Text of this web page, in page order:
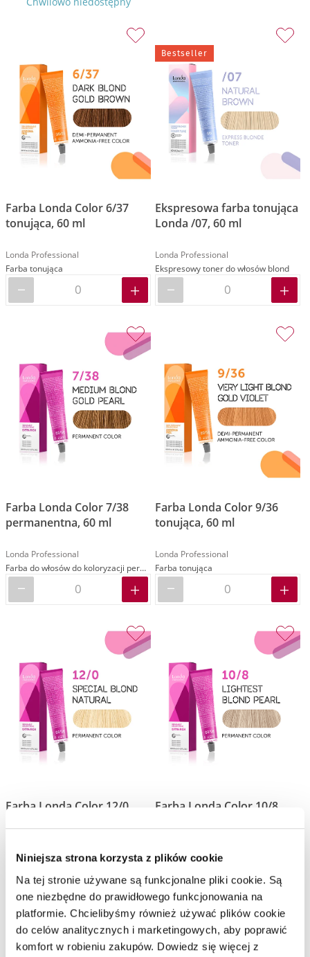
Niniejsza strona korzysta z plików cookie
Na tej stronie używane są funkcjonalne pliki cookie. Są
one niezbędne do prawidłowego funkcjonowania na
platformie. Chcielibyśmy również używać plików cookie
do celów analitycznych i marketingowych, aby poprawić
komfort w robieniu zakupów. Dowiedz się więcej z
Farba Londa Color 6/37
tonująca, 60 ml
Londa Professional
Farba tonująca
Bestseller
Ekspresowa farba tonująca
Londa /07, 60 ml
Londa Professional
Ekspresowy toner do włosów blond
Farba Londa Color 7/38
permanentna, 60 ml
Londa Professional
Farba do włosów do koloryzacji permanentnej
Farba Londa Color 9/36
tonująca, 60 ml
Londa Professional
Farba tonująca
Farba Londa Color 12/0
Londa Professional
Farba Londa Color 10/8
Londa Professional
Bestseller